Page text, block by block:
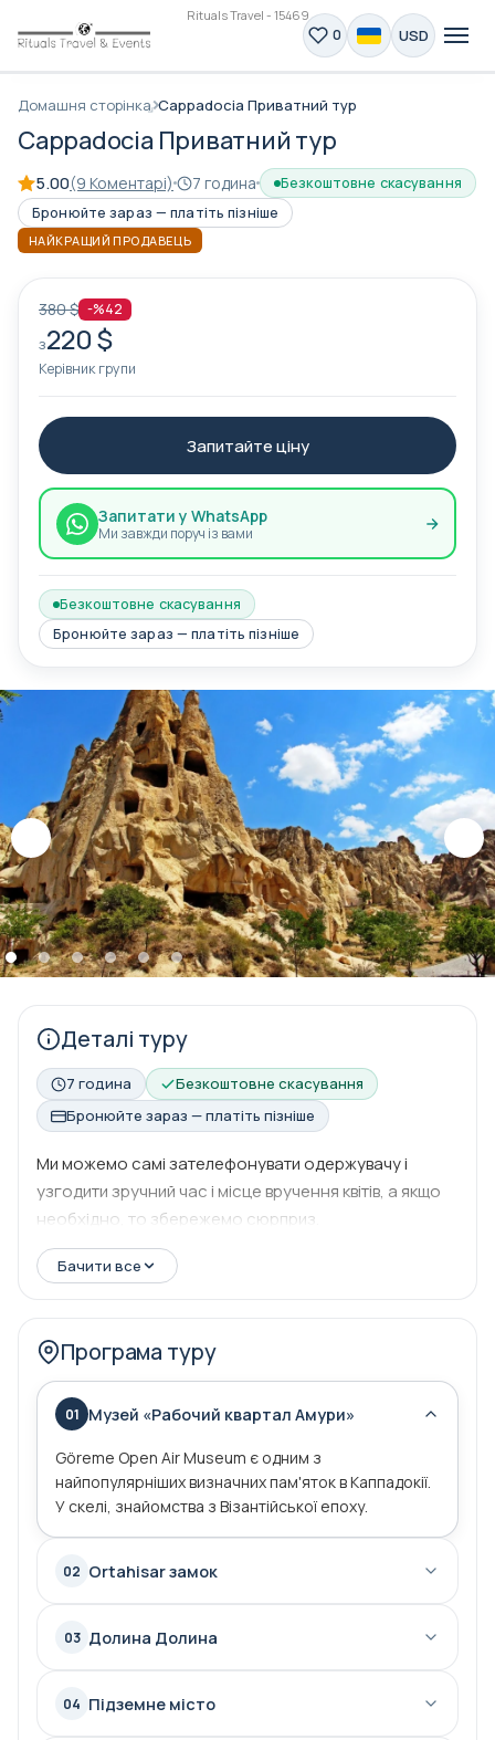
Rituals Travel - 15469
0 USD
Домашня сторінка Cappadocia Приватний тур
Cappadocia Приватний тур
5.00(9 Коментарі) 7 година
Безкоштовне скасування
Бронюйте зараз — платіть пізніше
НАЙКРАЩИЙ ПРОДАВЕЦЬ
Деталі туру
7 година
Безкоштовне скасування
Бронюйте зараз — платіть пізніше
Ми можемо самі зателефонувати одержувачу і
узгодити зручний час і місце вручення квітів, а якщо
необхідно, то збережемо сюрприз.
Бачити все
Програма туру
01 Музей «Рабочий квартал Амури»
Göreme Open Air Museum є одним з
найпопулярніших визначних пам'яток в Каппадокії.
У скелі, знайомства з Візантійської епоху.
02 Ortahisar замок
03 Долина Долина
04 Підземне місто
380 $ -%42
з220 $
Керівник групи
Запитайте ціну
Запитати у WhatsApp
Ми завжди поруч із вами
Безкоштовне скасування
Бронюйте зараз — платіть пізніше